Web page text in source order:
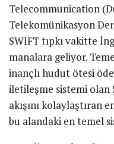
Telecommunication
Telekomünikasyon
SWIFT tıpkı vakitte
manalara geliyor.
inançlı hudut ötesi
iletileşme sistemi olan
akışını kolaylaştıran
bu alandaki en temel